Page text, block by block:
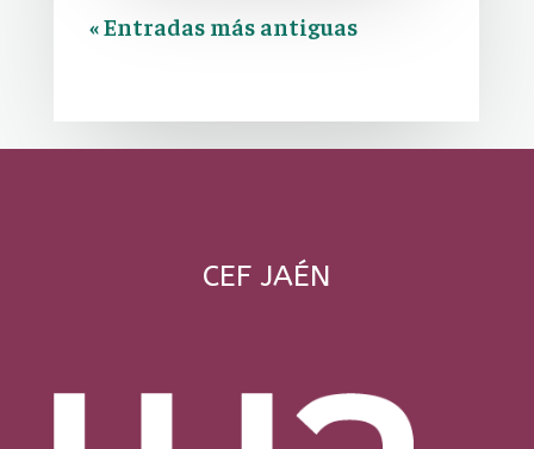
« Entradas más antiguas
CEF JAÉN